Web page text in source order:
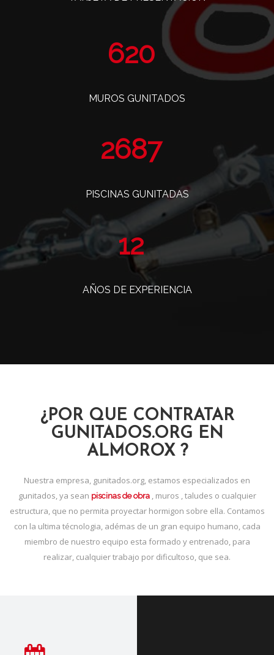
738
MUROS GUNITADOS
3202
PISCINAS GUNITADAS
14
AÑOS DE EXPERIENCIA
¿POR QUE CONTRATAR
GUNITADOS.ORG EN
ALMOROX ?
Nuestra empresa, gunitados.org, estamos especializados en
gunitados, ya sean piscinas de obra, muros , taludes o cualquier
estructura, que no permita proyectar hormigon sobre ella. Contamos
con la ultima técnologia, adémas de un gran equipo humano, cada
miembro de nuestro equipo esta formado y entrenado, para
realizar, cualquier trabajo por dificultoso, que sea.